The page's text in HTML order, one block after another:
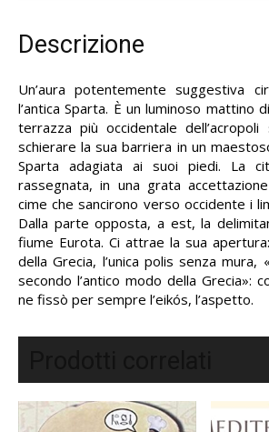
Descrizione
Un’aura potentemente suggestiva
l’antica Sparta. È un luminoso mattino
terrazza più occidentale
schierare la sua barriera in un
Sparta adagiata ai suoi piedi. La
rassegnata, in una grata
cime che sancirono verso occidente i
Dalla parte opposta, a est, la
fiume Eurota. Ci attrae la sua
della Grecia, l’unica polis senza mura,
secondo l’antico modo della Grecia»:
ne fissò per sempre l’eikós, l’aspetto.